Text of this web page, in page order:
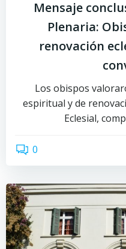
Mensaje
Plenaria:
renovación
Los obispos
espiritual y de
Eclesial,
0